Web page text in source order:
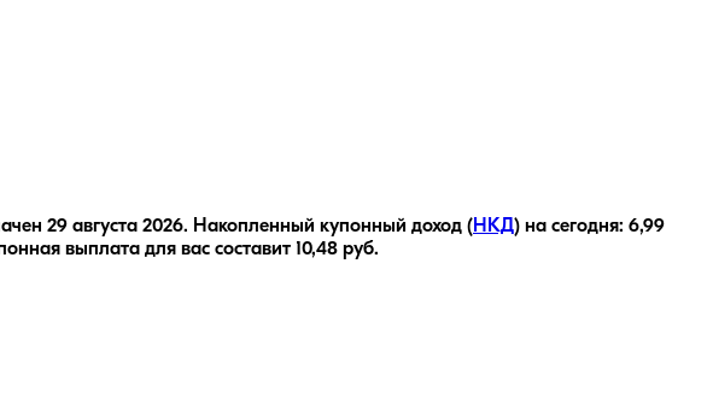
29 августа 2026. Накопленный купонный доход ( НКД) на сегодня: 6,99
выплата для вас составит 10,48 руб.